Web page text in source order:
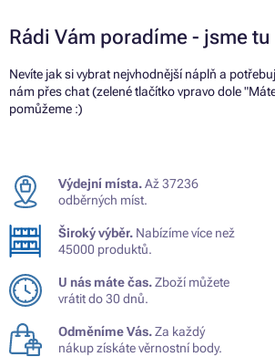
Rádi Vám poradíme - jsme tu
Nevíte jak si vybrat nejvhodnější náplň a
nám přes chat (zelené tlačítko vpravo dole
pomůžeme :)
Výdejní místa.Až 37236
odběrných míst.
Široký výběr. Nabízíme více než
45000 produktů.
U nás máte čas.Zboží můžete
vrátit do 30 dnů.
Odměníme Vás.Za každý
nákup získáte věrnostní body.